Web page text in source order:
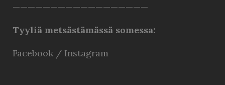
——————————————————
Tyyliä metsästämässä somessa:
Facebook / Instagram